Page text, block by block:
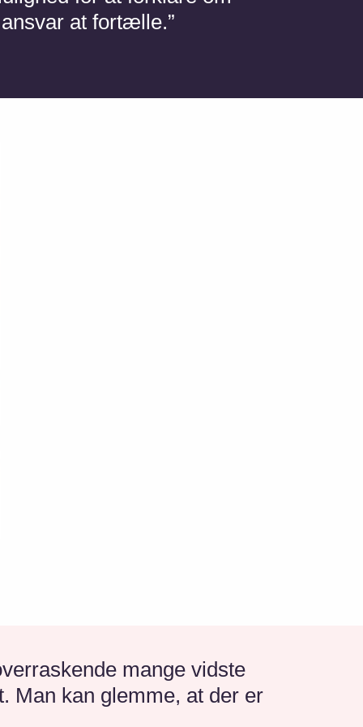
at fortælle.”
mange vidste
Man kan glemme, at der er